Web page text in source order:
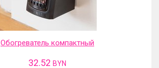
Обогреватель компактный
32.52 BYN